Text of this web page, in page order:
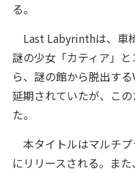
る。
Last Labyrinthは、車
謎の少女「カティア」
ら、謎の館から脱出す
延期されていたが、こ
た。
本タイトルはマルチ
にリリースされる。ま